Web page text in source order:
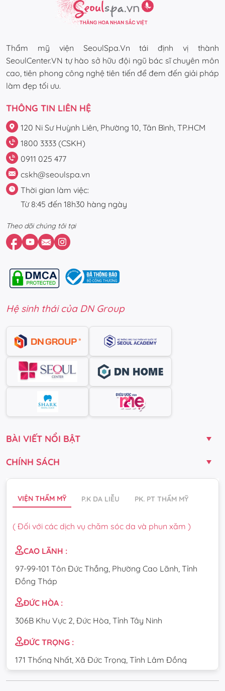
Thẩm mỹ viện SeoulSpa.Vn tái định vị thành
SeoulCenter.VN tự hào sở hữu đội ngũ bác sĩ chuyên môn
cao, tiên phong công nghệ tiên tiến để đem đến giải pháp
làm đẹp tối ưu.
THÔNG TIN LIÊN HỆ
120 Ni Sư Huỳnh Liên, Phường 10, Tân Bình, TP.HCM
1800 3333 (CSKH)
0911 025 477
cskh@seoulspa.vn
Thời gian làm việc:
Từ 8:45 đến 18h30 hàng ngày
Theo dõi chúng tôi tại
Hệ sinh thái của DN Group
BÀI VIẾT NỔI BẬT
CHÍNH SÁCH
VIỆN THẨM MỸ P.K DA LIỄU PK. PT THẨM MỸ
( Đối với các dịch vụ chăm sóc da và phun xăm )
CAO LÃNH :
97-99-101 Tôn Đức Thắng, Phường Cao Lãnh, Tỉnh
Đồng Tháp
ĐỨC HÒA :
306B Khu Vực 2, Đức Hòa, Tỉnh Tây Ninh
ĐỨC TRỌNG :
171 Thống Nhất, Xã Đức Trọng, Tỉnh Lâm Đồng
CẦU GIẤY :